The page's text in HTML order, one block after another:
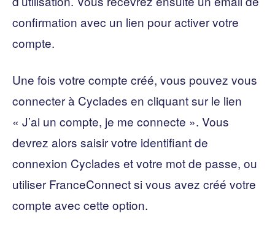
confirmation avec un lien pour activer votre
compte.
Une fois votre compte créé, vous pouvez vous
connecter à Cyclades en cliquant sur le lien
« J’ai un compte, je me connecte ». Vous
devrez alors saisir votre identifiant de
connexion Cyclades et votre mot de passe, ou
utiliser FranceConnect si vous avez créé votre
compte avec cette option.